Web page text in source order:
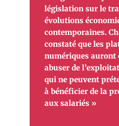
législation sur le
évolutions
contemporaines.
constaté que les
numériques auront
abuser de
qui ne peuvent
à bénéficier de la
aux salariés »